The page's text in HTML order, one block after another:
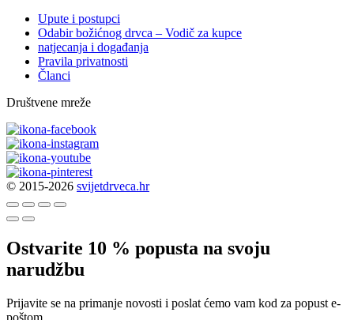
Upute i postupci
Odabir božićnog drvca – Vodič za kupce
natjecanja i događanja
Pravila privatnosti
Članci
Društvene mreže
© 2015-2026 svijetdrveca.hr
Ostvarite 10 % popusta na svoju
narudžbu
Prijavite se na primanje novosti i poslat ćemo vam kod za popust e-
poštom.